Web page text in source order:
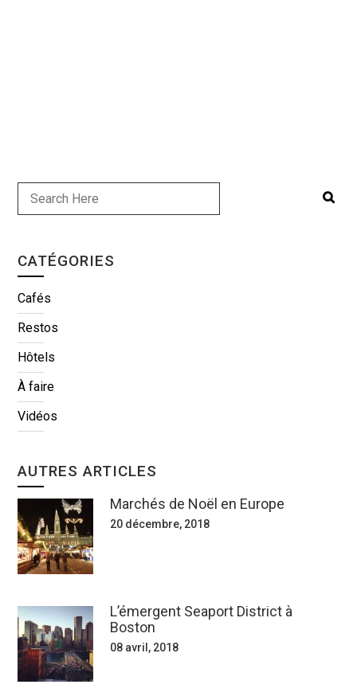
CATÉGORIES
Cafés
Restos
Hôtels
À faire
Vidéos
AUTRES ARTICLES
Marchés de Noël en Europe
20 décembre, 2018
L’émergent Seaport District à
Boston
08 avril, 2018